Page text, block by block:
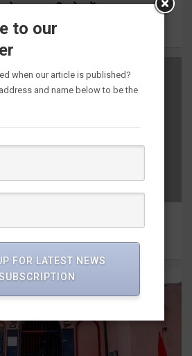
तेज बहाव की चपेट में आकर बहा
Gairola
में दो गुटों में मारपीट
Gairola
to our
when our article is published?
and name below to be the
FOR LATEST NEWS